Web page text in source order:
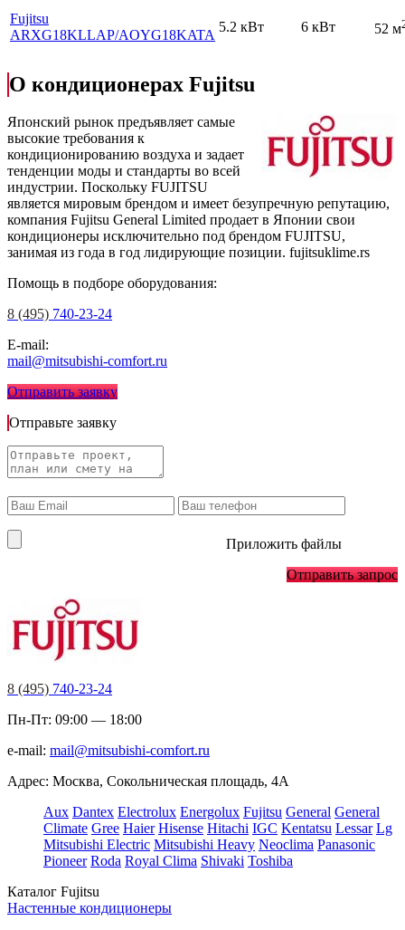
Fujitsu
ARXG18KLLAP/AOYG18KATA
5.2 кВт 6 кВт 52 м
О кондиционерах Fujitsu
Японский рынок предъявляет самые
высокие требования к
кондиционированию воздуха и задает
тенденции моды и стандарты во всей
индустрии. Поскольку FUJITSU
является мировым брендом и имеет безупречную репутацию,
компания Fujitsu General Limited продает в Японии свои
кондиционеры исключительно под брендом FUJITSU,
занимая из года в год лидирующие позиции. fujitsuklime.rs
Помощь в подборе оборудования:
8 (495) 740-23-24
E-mail:
mail@mitsubishi-comfort.ru
Отправить заявку
Отправьте заявку
Приложить файлы
Отправить запрос
8 (495) 740-23-24
Пн-Пт: 09:00 — 18:00
e-mail: mail@mitsubishi-comfort.ru
Адрес: Москва, Сокольническая площадь, 4А
Aux Dantex Electrolux Energolux Fujitsu General General
Climate Gree Haier Hisense Hitachi IGC Kentatsu Lessar Lg
Mitsubishi Electric Mitsubishi Heavy Neoclima Panasonic
Pioneer Roda Royal Clima Shivaki Toshiba
Каталог Fujitsu
Настенные кондиционеры